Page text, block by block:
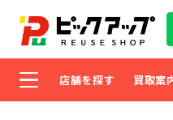
店舗を探す 買取案